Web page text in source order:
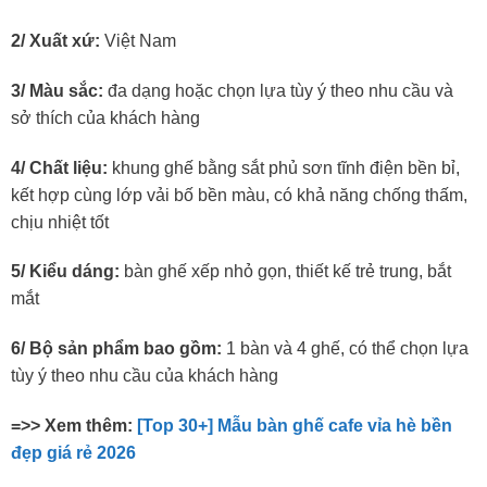
2/ Xuất xứ: Việt Nam
3/ Màu sắc: đa dạng hoặc chọn lựa tùy ý theo nhu cầu và
sở thích của khách hàng
4/ Chất liệu: khung ghế bằng sắt phủ sơn tĩnh điện bền bỉ,
kết hợp cùng lớp vải bố bền màu, có khả năng chống thấm,
chịu nhiệt tốt
5/ Kiểu dáng: bàn ghế xếp nhỏ gọn, thiết kế trẻ trung, bắt
mắt
6/ Bộ sản phẩm bao gồm: 1 bàn và 4 ghế, có thể chọn lựa
tùy ý theo nhu cầu của khách hàng
=>> Xem thêm: [Top 30+] Mẫu bàn ghế cafe vỉa hè bền
đẹp giá rẻ 2026